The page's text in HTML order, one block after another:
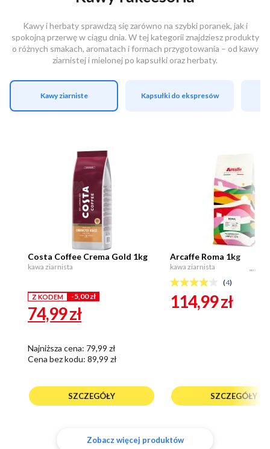
Kawy i herbaty sprawdzą się zarówno na szybki poranek, jak i
spokojną przerwę w ciągu dnia. W tej kategorii znajdziesz produkty
o różnych smakach, aromatach i formach przygotowania – od kawy
ziarnistej i mielonej po kapsułki oraz herbaty.
Kawy ziarniste Kapsułki do ekspresów
Costa Coffee Crema Gold 1kg
kawa ziarnista
Z KODEM -5,00 zł
74,99zł
Najniższa cena: 79,99 zł
Cena bez kodu: 89,99 zł
SZCZEGÓŁY
Arcaffe Roma 1kg
kawa ziarnista
(4)
114,99zł
SZCZEGÓŁY
NEXT
Zobacz więcej produktów